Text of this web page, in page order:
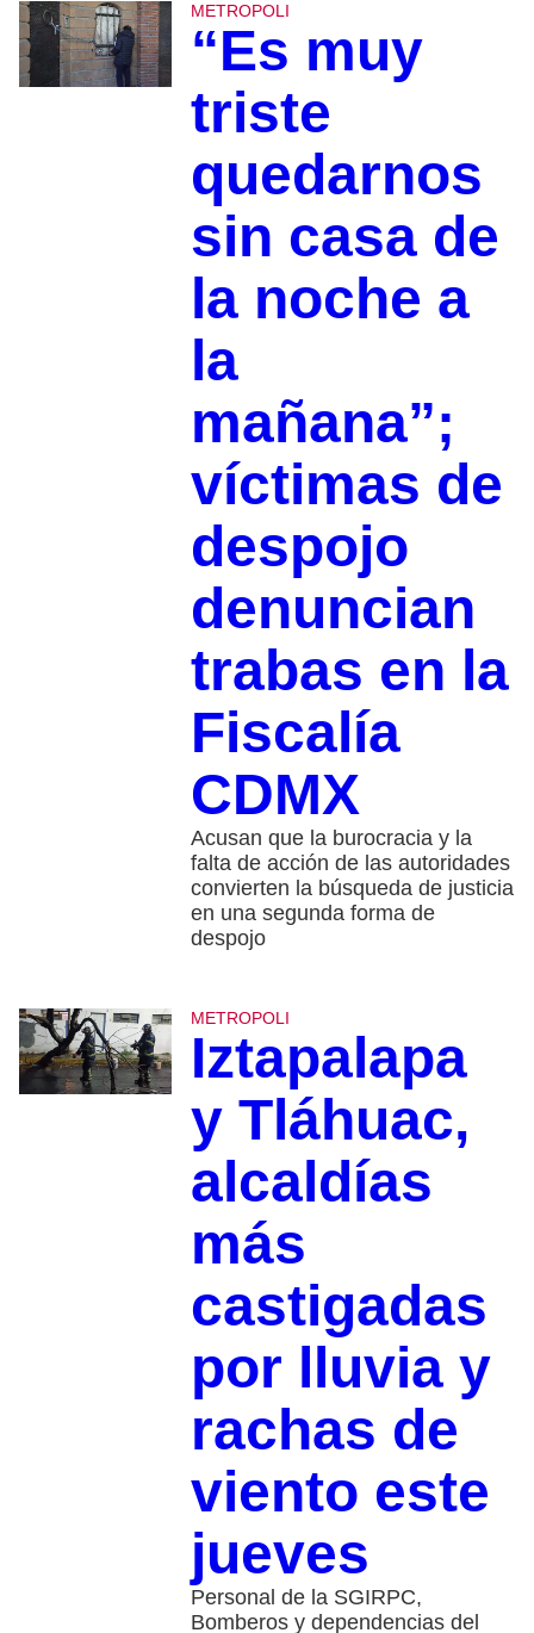
METROPOLI
“Es muy
triste
quedarnos
sin casa de
la noche a
la
mañana”;
víctimas de
despojo
denuncian
trabas en la
Fiscalía
CDMX
Acusan que la burocracia y la
falta de acción de las autoridades
convierten la búsqueda de justicia
en una segunda forma de
despojo
METROPOLI
Iztapalapa
y Tláhuac,
alcaldías
más
castigadas
por lluvia y
rachas de
viento este
jueves
Personal de la SGIRPC,
Bomberos y dependencias del